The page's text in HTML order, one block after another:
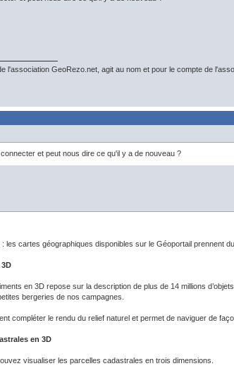
l'association GeoRezo.net, agit au nom et pour le compte de
et peut nous dire ce qu'il y a de nouveau ?
les cartes géographiques disponibles sur le Géoportail prennent
en 3D repose sur la description de plus de 14 millions
bergeries de nos campagnes.
compléter le rendu du relief naturel et permet de naviguer de
en 3D
visualiser les parcelles cadastrales en trois dimensions.